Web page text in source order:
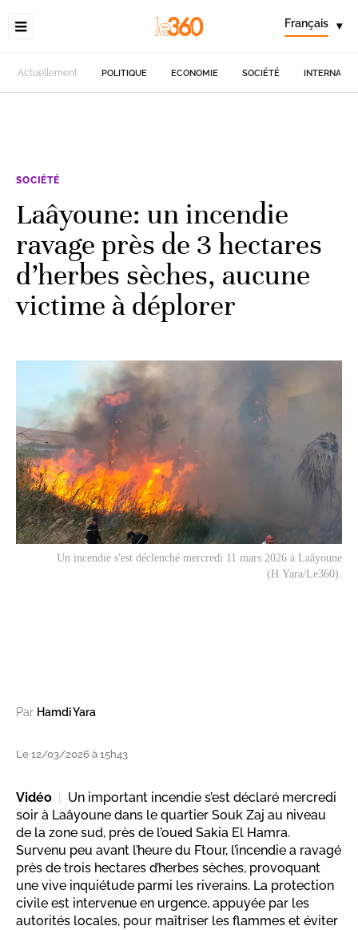
Français ▾
Actuellement POLITIQUE ECONOMIE SOCIÉTÉ
SOCIÉTÉ
Laâyoune: un incendie
ravage près de 3 hectares
d’herbes sèches, aucune
victime à déplorer
Un incendie s'est déclenché mercredi 11 mars 2026 à Laâyoune
(H.Yara/Le360).
Par Hamdi Yara
Le 12/03/2026 à 15h43
Vidéo
Un important incendie s’est déclaré mercredi
soir à Laâyoune dans le quartier Souk Zaj au niveau
de la zone sud, près de l’oued Sakia El Hamra.
Survenu peu avant l’heure du Ftour, l’incendie a ravagé
près de trois hectares d’herbes sèches, provoquant
une vive inquiétude parmi les riverains. La protection
civile est intervenue en urgence, appuyée par les
autorités locales, pour maîtriser les flammes et éviter